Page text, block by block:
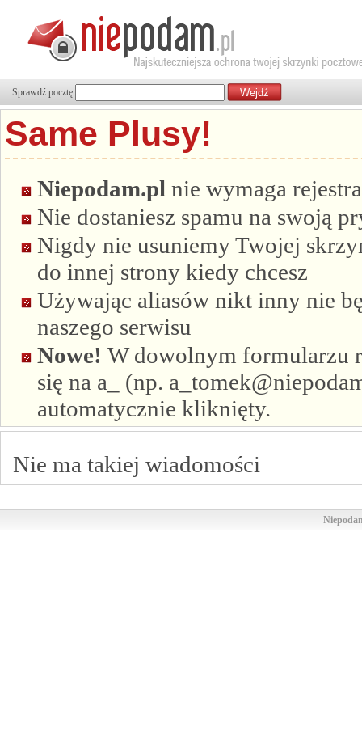
Sprawdź pocztę
Same Plusy!
Niepodam.pl nie wymaga
Nie dostaniesz spamu na swoją
Nigdy nie usuniemy Twojej
do innej strony kiedy chcesz
Używając aliasów nikt inny nie
naszego serwisu
Nowe! W dowolnym formularzu
się na a_ (np.
automatycznie kliknięty.
Nie ma takiej wiadomości